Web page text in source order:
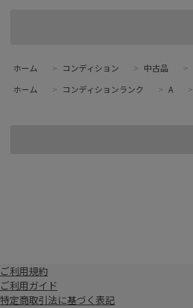
ホーム > コンディション > 中古品 >
ホーム
> コンディションランク > A >
ご利用規約
ご利用ガイド
特定商取引法に基づく表記